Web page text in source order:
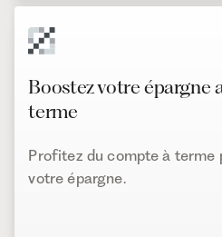
Boostez votre épargne
terme
Profitez du compte à terme
votre épargne.